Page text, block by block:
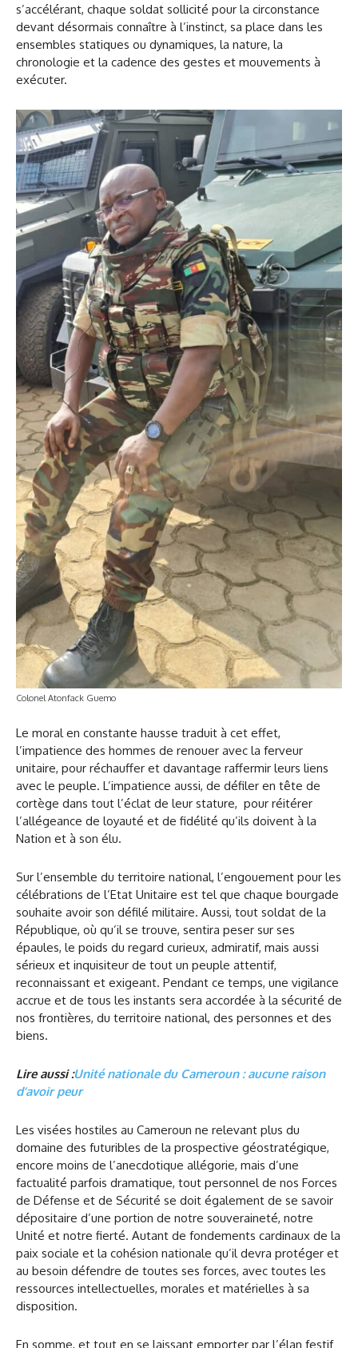
s’accélérant, chaque soldat sollicité pour la circonstance
devant désormais connaître à l’instinct, sa place dans les
ensembles statiques ou dynamiques, la nature, la
chronologie et la cadence des gestes et mouvements à
exécuter.
Colonel Atonfack Guemo
Le moral en constante hausse traduit à cet effet,
l’impatience des hommes de renouer avec la ferveur
unitaire, pour réchauffer et davantage raffermir leurs liens
avec le peuple. L’impatience aussi, de défiler en tête de
cortège dans tout l’éclat de leur stature, pour réitérer
l’allégeance de loyauté et de fidélité qu’ils doivent à la
Nation et à son élu.
Sur l’ensemble du territoire national, l’engouement pour les
célébrations de l’Etat Unitaire est tel que chaque bourgade
souhaite avoir son défilé militaire. Aussi, tout soldat de la
République, où qu’il se trouve, sentira peser sur ses
épaules, le poids du regard curieux, admiratif, mais aussi
sérieux et inquisiteur de tout un peuple attentif,
reconnaissant et exigeant. Pendant ce temps, une vigilance
accrue et de tous les instants sera accordée à la sécurité de
nos frontières, du territoire national, des personnes et des
biens.
Lire aussi :Unité nationale du Cameroun : aucune raison
d’avoir peur
Les visées hostiles au Cameroun ne relevant plus du
domaine des futuribles de la prospective géostratégique,
encore moins de l’anecdotique allégorie, mais d’une
factualité parfois dramatique, tout personnel de nos Forces
de Défense et de Sécurité se doit également de se savoir
dépositaire d’une portion de notre souveraineté, notre
Unité et notre fierté. Autant de fondements cardinaux de la
paix sociale et la cohésion nationale qu’il devra protéger et
au besoin défendre de toutes ses forces, avec toutes les
ressources intellectuelles, morales et matérielles à sa
disposition.
En somme, et tout en se laissant emporter par l’élan festif